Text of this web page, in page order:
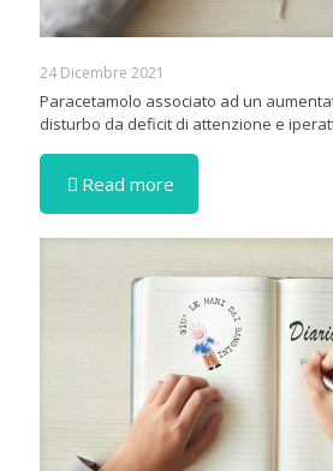
24 Dicembre 2021
Paracetamolo associato ad un
disturbo da deficit di attenzione e
Read more